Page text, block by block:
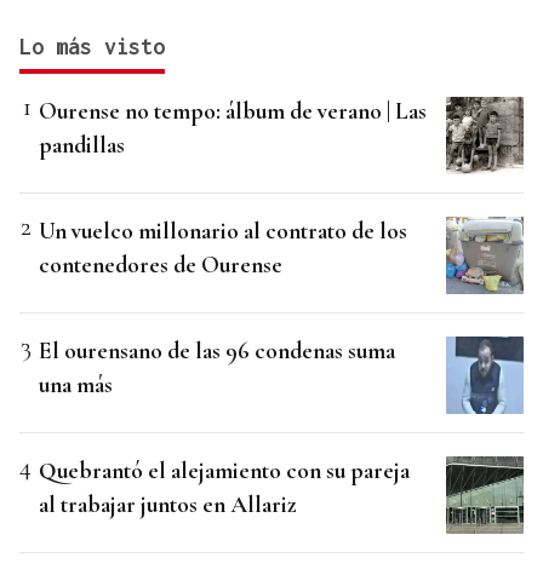
Lo más visto
Ourense no tempo: álbum de verano | Las
pandillas
Un vuelco millonario al contrato de los
contenedores de Ourense
El ourensano de las 96 condenas suma
una más
Quebrantó el alejamiento con su pareja
al trabajar juntos en Allariz